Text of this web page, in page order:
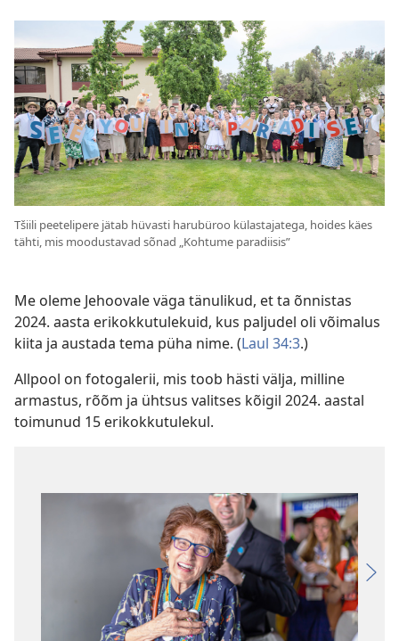
Tšiili peetelipere jätab hüvasti harubüroo külastajatega, hoides käes
tähti, mis moodustavad sõnad „Kohtume paradiisis”
Me oleme Jehoovale väga tänulikud, et ta õnnistas
2024. aasta erikokkutulekuid, kus paljudel oli võimalus
kiita ja austada tema püha nime. (Laul 34:3.)
Allpool on fotogalerii, mis toob hästi välja, milline
armastus, rõõm ja ühtsus valitses kõigil 2024. aastal
toimunud 15 erikokkutulekul.